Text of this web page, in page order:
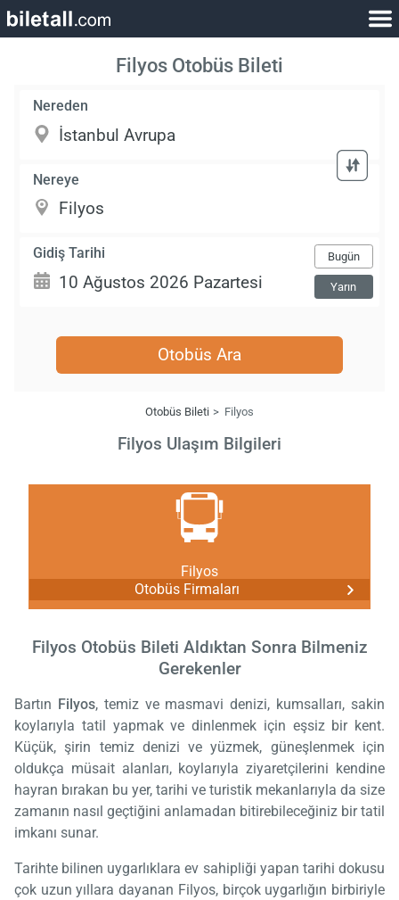
Filyos Otobüs Bileti
Nereden
Nereye
Gidiş Tarihi Bugün
Yarın
Otobüs Ara
Otobüs Bileti Filyos
Filyos Ulaşım Bilgileri
Filyos
Otobüs Firmaları
Filyos Otobüs Bileti Aldıktan Sonra Bilmeniz
Gerekenler
Bartın Filyos, temiz ve masmavi denizi, kumsalları, sakin
koylarıyla tatil yapmak ve dinlenmek için eşsiz bir kent.
Küçük, şirin temiz denizi ve yüzmek, güneşlenmek için
oldukça müsait alanları, koylarıyla ziyaretçilerini kendine
hayran bırakan bu yer, tarihi ve turistik mekanlarıyla da size
zamanın nasıl geçtiğini anlamadan bitirebileceğiniz bir tatil
imkanı sunar.
Tarihte bilinen uygarlıklara ev sahipliği yapan tarihi dokusu
çok uzun yıllara dayanan Filyos, birçok uygarlığın birbiriyle